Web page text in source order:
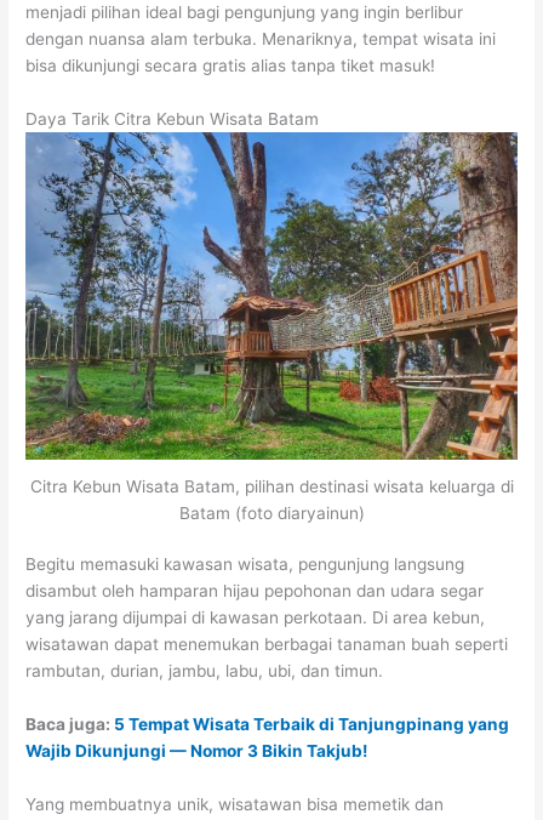
menjadi pilihan ideal bagi pengunjung yang ingin berlibur
dengan nuansa alam terbuka. Menariknya, tempat wisata ini
bisa dikunjungi secara gratis alias tanpa tiket masuk!
Daya Tarik Citra Kebun Wisata Batam
Citra Kebun Wisata Batam, pilihan destinasi wisata keluarga di
Batam (foto diaryainun)
Begitu memasuki kawasan wisata, pengunjung langsung
disambut oleh hamparan hijau pepohonan dan udara segar
yang jarang dijumpai di kawasan perkotaan. Di area kebun,
wisatawan dapat menemukan berbagai tanaman buah seperti
rambutan, durian, jambu, labu, ubi, dan timun.
Baca juga: 5 Tempat Wisata Terbaik di Tanjungpinang yang
Wajib Dikunjungi — Nomor 3 Bikin Takjub!
Yang membuatnya unik, wisatawan bisa memetik dan